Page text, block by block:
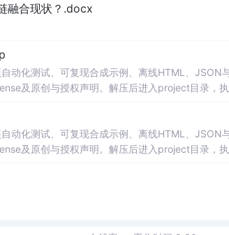
融合现状？.docx
动化测试、可复现合成示例、离线HTML、JSON
及原创与授权声明。解压后进入project目录，执
工程、测试审计和课程实践。
动化测试、可复现合成示例、离线HTML、JSON
及原创与授权声明。解压后进入project目录，执
工程、测试审计和课程实践。